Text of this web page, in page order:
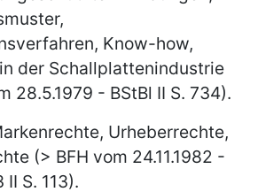
Know-how,
der Schallplattenindustrie
28.5.1979 - BStBl II S. 734).
Urheberrechte,
(> BFH vom 24.11.1982 -
II S. 113).